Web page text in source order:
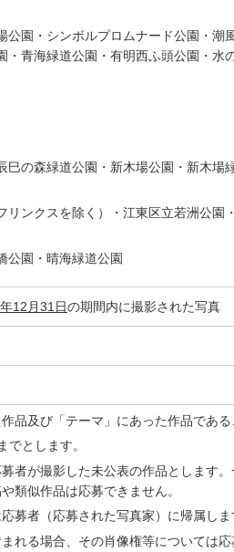
公園・シンボルプロムナード公園・
・青海緑道公園・有明西ふ頭公園・
巳の森緑道公園・新木場公園・新木場
リンクスを除く）・江東区立若洲公園
公園・晴海緑道公園
12月31日の期間内に撮影された写真
品及び「テーマ」にあった作品である
でとします。
者が撮影した未公表の作品とします
類似作品は応募できません。
募者（応募された写真家）に帰属しま
れる場合、その肖像権等については